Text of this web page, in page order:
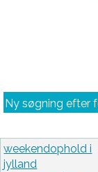
Ny søgning efter
weekendophold i
jylland